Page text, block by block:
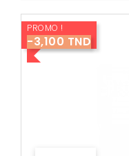
PROMO !
-3,100 TND